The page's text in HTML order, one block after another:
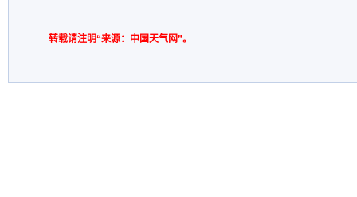
转载请注明“来源：中国天气网”。